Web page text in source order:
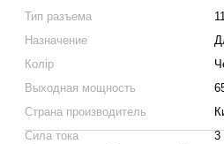
Тип разъема
Назначение
Колір
Выходная мощность
Страна производитель
Сила тока
3